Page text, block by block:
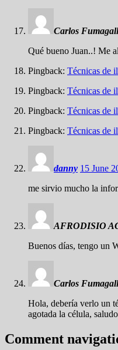
Carlos
Qué bueno Juan..! Me
Pingback: Técnicas de
Pingback: Técnicas de
Pingback: Técnicas de
Pingback: Técnicas de
danny 15 June
me sirvio mucho la
AFRODISIO
Buenos días, tengo un
Carlos
Hola, debería verlo un
agotada la célula,
Comment